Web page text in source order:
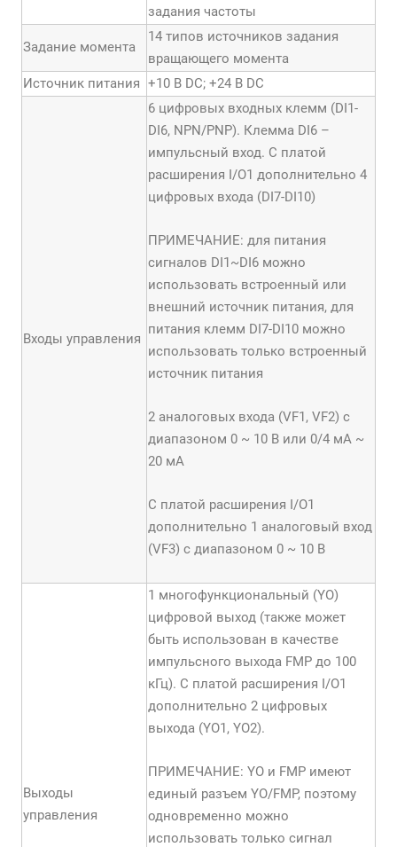
задания частоты
Задание момента
14 типов источников задания
вращающего момента
Источник питания +10 В DC; +24 В DC
Входы управления
6 цифровых входных клемм (DI1-
DI6, NPN/PNP). Клемма DI6 –
импульсный вход. С платой
расширения I/O1 дополнительно 4
цифровых входа (DI7-DI10)
ПРИМЕЧАНИЕ: для питания
сигналов DI1~DI6 можно
использовать встроенный или
внешний источник питания, для
питания клемм DI7-DI10 можно
использовать только встроенный
источник питания
2 аналоговых входа (VF1, VF2) с
диапазоном 0 ~ 10 В или 0/4 мА ~
20 мА
С платой расширения I/O1
дополнительно 1 аналоговый вход
(VF3) с диапазоном 0 ~ 10 В
Выходы
управления
1 многофункциональный (YО)
цифровой выход (также может
быть использован в качестве
импульсного выхода FMP до 100
кГц). С платой расширения I/O1
дополнительно 2 цифровых
выхода (YO1, YO2).
ПРИМЕЧАНИЕ: YО и FMP имеют
единый разъем YО/FMP, поэтому
одновременно можно
использовать только сигнал